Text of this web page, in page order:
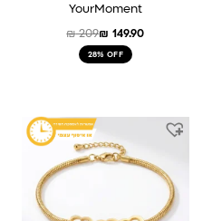
YourMoment
₪209₪ 149.90
28% OFF